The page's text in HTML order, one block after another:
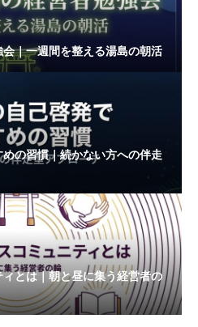
｜一週間を整える湯島の朝活
の習慣｜続かない方への伴走
とは｜朝と昼に集う経営者の